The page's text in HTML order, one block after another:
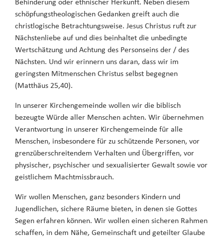
Behinderung oder ethnischer Herkunft. Neben diesem
schöpfungstheologischen Gedanken greift auch die
christlogische Betrachtungsweise. Jesus Christus ruft zur
Nächstenliebe auf und dies beinhaltet die unbedingte
Wertschätzung und Achtung des Personseins der / des
Nächsten. Und wir erinnern uns daran, dass wir im
geringsten Mitmenschen Christus selbst begegnen
(Matthäus 25,40).
In unserer Kirchengemeinde wollen wir die biblisch
bezeugte Würde aller Menschen achten. Wir übernehmen
Verantwortung in unserer Kirchengemeinde für alle
Menschen, insbesondere für zu schützende Personen, vor
grenzüberschreitendem Verhalten und Übergriffen, vor
physischer, psychischer und sexualisierter Gewalt sowie vor
geistlichem Machtmissbrauch.
Wir wollen Menschen, ganz besonders Kindern und
Jugendlichen, sichere Räume bieten, in denen sie Gottes
Segen erfahren können. Wir wollen einen sicheren Rahmen
schaffen, in dem Nähe, Gemeinschaft und geteilter Glaube